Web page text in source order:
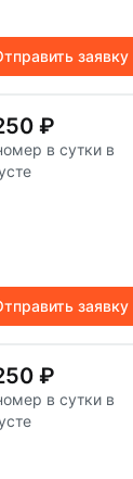
заявку
₽
в сутки в
заявку
₽
в сутки в